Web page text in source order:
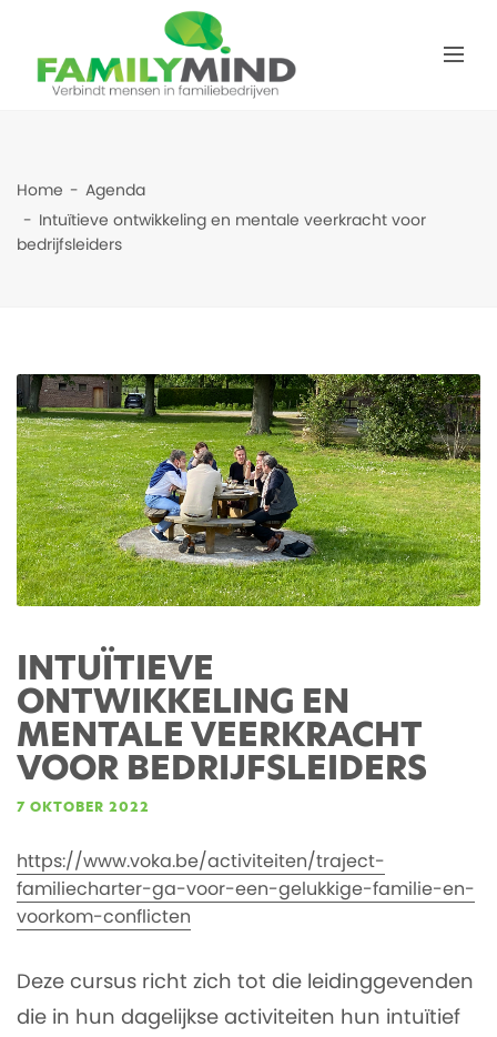
Home
Agenda
Intuïtieve ontwikkeling en mentale veerkracht voor
bedrijfsleiders
INTUÏTIEVE
ONTWIKKELING EN
MENTALE VEERKRACHT
VOOR BEDRIJFSLEIDERS
7 OKTOBER 2022
https://www.voka.be/activiteiten/traject-
familiecharter-ga-voor-een-gelukkige-familie-en-
voorkom-conflicten
Deze cursus richt zich tot die leidinggevenden
die in hun dagelijkse activiteiten hun intuïtief